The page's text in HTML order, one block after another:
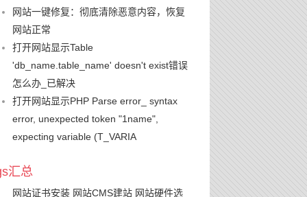
网站一键修复：彻底清除恶意内容，恢复
网站正常
打开网站显示Table
'db_name.table_name' doesn't exist错误
怎么办_已解决
打开网站显示PHP Parse error_ syntax
error, unexpected token "1name",
expecting variable (T_VARIA
汇总
网站证书安装 网站CMS建站 网站硬件选